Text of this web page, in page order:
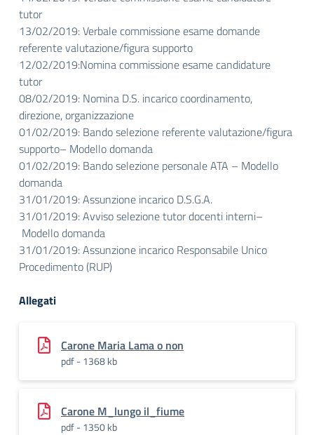
tutor
13/02/2019: Verbale commissione esame domande
referente valutazione/figura supporto
12/02/2019:Nomina commissione esame candidature
tutor
08/02/2019: Nomina D.S. incarico coordinamento,
direzione, organizzazione
01/02/2019: Bando selezione referente valutazione/figura
supporto– Modello domanda
01/02/2019: Bando selezione personale ATA – Modello
domanda
31/01/2019: Assunzione incarico D.S.G.A.
31/01/2019: Avviso selezione tutor docenti interni–
Modello domanda
31/01/2019: Assunzione incarico Responsabile Unico
Procedimento (RUP)
Allegati
Carone Maria Lama o non
pdf - 1368 kb
Carone M_lungo il_fiume
pdf - 1350 kb